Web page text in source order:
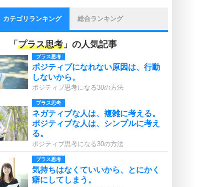
カテゴリランキング 総合ランキング
「 プラス思考 」の人気記事
プラス思考
ポジティブになれない原因は、行動
しないから。
ポジティブ思考になる30の方法
プラス思考
ネガティブな人は、複雑に考える。
ポジティブな人は、シンプルに考え
る。
ポジティブ思考になる30の方法
プラス思考
気持ちはなくていいから、とにかく
癖にしてしまう。